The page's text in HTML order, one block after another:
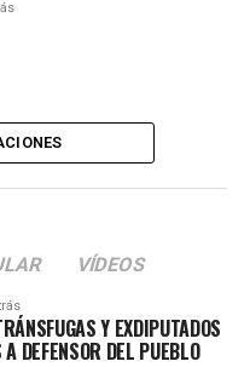
VÍDEOS
Y EXDIPUTADOS
DEFENSOR DEL PUEBLO